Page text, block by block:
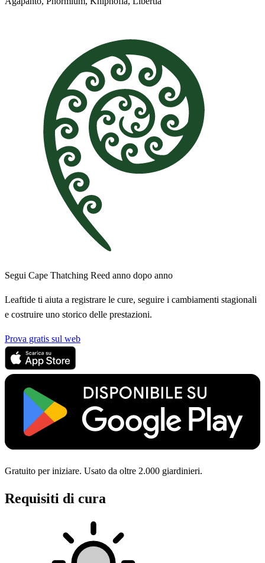
Segui Cape Thatching Reed anno dopo anno
Leaftide ti aiuta a registrare le cure, seguire i cambiamenti stagionali
e costruire uno storico delle prestazioni.
Prova gratis sul web
Gratuito per iniziare. Usato da oltre 2.000 giardinieri.
Requisiti di cura